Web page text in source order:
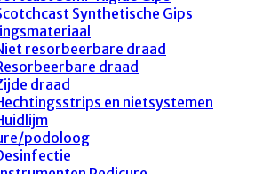
Synthetische Gips
resorbeerbare draad
draad
draad
en nietsystemen
podoloog